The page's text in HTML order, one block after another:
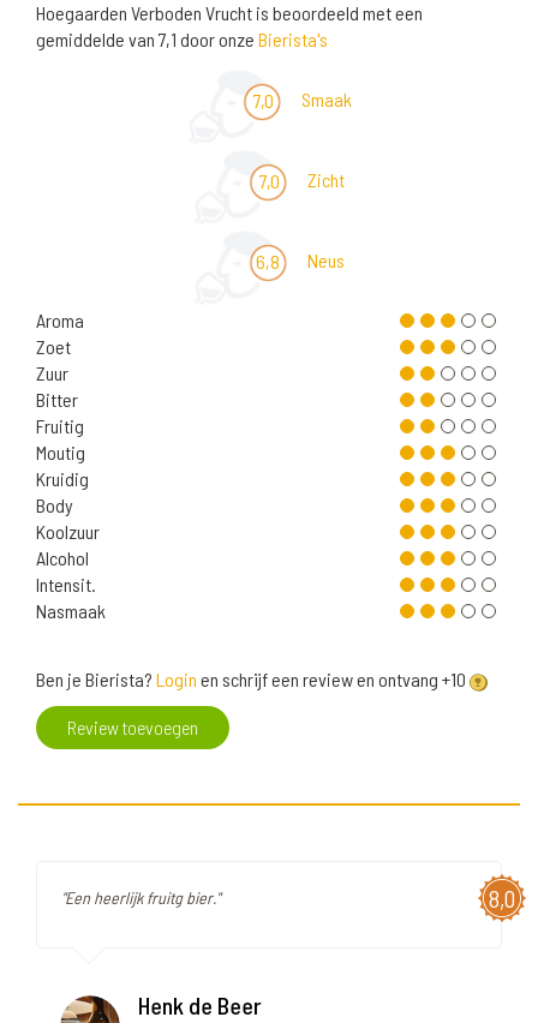
Hoegaarden Verboden Vrucht is beoordeeld met een
gemiddelde van 7,1 door onze Bierista's
7,0 Smaak
7,0 Zicht
6,8 Neus
Aroma
Zoet
Zuur
Bitter
Fruitig
Moutig
Kruidig
Body
Koolzuur
Alcohol
Intensit.
Nasmaak
Ben je Bierista? Login en schrijf een review en ontvang +10
Review toevoegen
8,0
"Een heerlijk fruitg bier."
Henk de Beer